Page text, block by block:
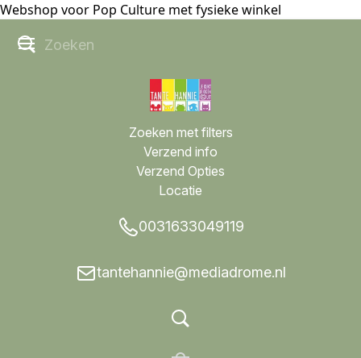
Webshop voor Pop Culture met fysieke winkel
Zoeken met filters
Verzend info
Verzend Opties
Locatie
0031633049119
tantehannie@mediadrome.nl